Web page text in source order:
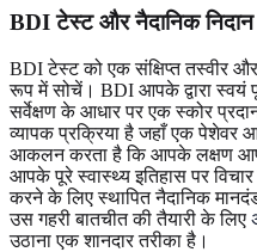
BDI टेस्ट और नैदानिक
BDI टेस्ट को एक संक्षिप्त तस्वीर
रूप में सोचें। BDI आपके द्वारा स्वयं
सर्वेक्षण के आधार पर एक स्कोर
व्यापक प्रक्रिया है जहाँ एक पेशेवर
आकलन करता है कि आपके लक्षण
आपके पूरे स्वास्थ्य इतिहास पर
करने के लिए स्थापित नैदानिक
उस गहरी बातचीत की तैयारी के लिए
उठाना एक शानदार तरीका है।